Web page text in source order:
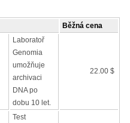
Běžná cena
Laboratoř
Genomia
umožňuje
archivaci
DNA po
dobu 10 let.
22.00 $
Test